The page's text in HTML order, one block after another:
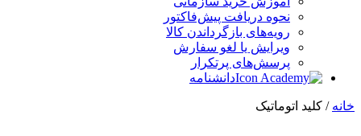
نحوه دریافت پیش‌فاکتور
رویه‌های بازگرداندن کالا
ویرایش یا لغو سفارش
پرسش‌های پرتکرار
دانشنامه
خانه / کلید اتوماتیک